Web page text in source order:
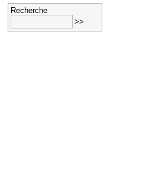
Recherche